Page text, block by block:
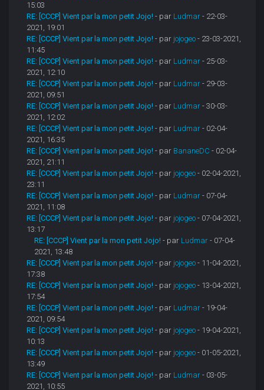
15:03
RE: [CCCP] Vient par la mon petit Jojo! - par Ludmar - 22-03-
2021, 19:01
RE: [CCCP] Vient par la mon petit Jojo! - par jojogeo - 23-03-2021,
11:45
RE: [CCCP] Vient par la mon petit Jojo! - par Ludmar - 25-03-
2021, 12:10
RE: [CCCP] Vient par la mon petit Jojo! - par Ludmar - 29-03-
2021, 09:51
RE: [CCCP] Vient par la mon petit Jojo! - par Ludmar - 30-03-
2021, 12:02
RE: [CCCP] Vient par la mon petit Jojo! - par Ludmar - 02-04-
2021, 16:35
RE: [CCCP] Vient par la mon petit Jojo! - par BananeDC - 02-04-
2021, 21:11
RE: [CCCP] Vient par la mon petit Jojo! - par jojogeo - 02-04-2021,
23:11
RE: [CCCP] Vient par la mon petit Jojo! - par Ludmar - 07-04-
2021, 11:08
RE: [CCCP] Vient par la mon petit Jojo! - par jojogeo - 07-04-2021,
13:17
RE: [CCCP] Vient par la mon petit Jojo! - par Ludmar - 07-04-
2021, 13:48
RE: [CCCP] Vient par la mon petit Jojo! - par jojogeo - 11-04-2021,
17:38
RE: [CCCP] Vient par la mon petit Jojo! - par jojogeo - 13-04-2021,
17:54
RE: [CCCP] Vient par la mon petit Jojo! - par Ludmar - 19-04-
2021, 09:54
RE: [CCCP] Vient par la mon petit Jojo! - par jojogeo - 19-04-2021,
10:13
RE: [CCCP] Vient par la mon petit Jojo! - par jojogeo - 01-05-2021,
13:49
RE: [CCCP] Vient par la mon petit Jojo! - par Ludmar - 03-05-
2021, 10:55